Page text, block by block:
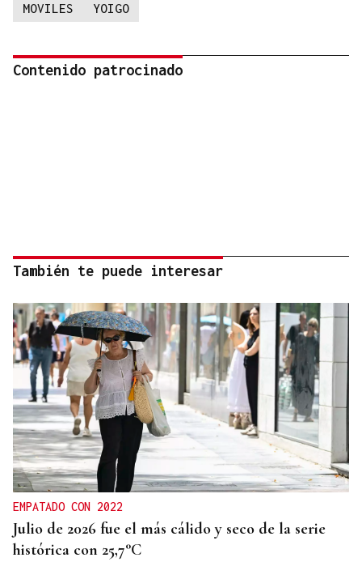
MOVILES YOIGO
Contenido patrocinado
También te puede interesar
EMPATADO CON 2022
Julio de 2026 fue el más cálido y seco de la serie
histórica con 25,7°C